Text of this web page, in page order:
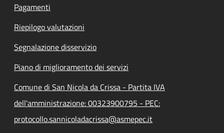
Pagamenti
Riepilogo valutazioni
Segnalazione disservizio
Piano di miglioramento dei servizi
Comune di San Nicola da Crissa - Partita IVA
dell'amministrazione: 00323900795 - PEC:
protocollo.sannicoladacrissa@asmepec.it